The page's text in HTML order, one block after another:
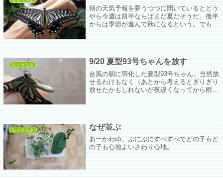
朝の天気予報を夢うつつに聞いているとどう
やら今週は前半ならばまだ夏だそうだ。後半
からは季節が進んで秋になるという。でもい
ちょうちょ 9/20 夏型93号ちゃんを放す
台風の朝に羽化した夏型93号ちゃん。当然放
せるわけもなく（あとから考えるとぎりぎり
放せたかもしれないが夜遅くなってから雨が
ちょうちょ なぜ並ぶ
あーかわゆ。ぷにぷにすべすべでどの子もど
の子も心地よいさわり心地。